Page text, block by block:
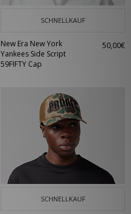
SCHNELLKAUF
New Era New York
Yankees Side Script
59FIFTY Cap
50,00€
SCHNELLKAUF